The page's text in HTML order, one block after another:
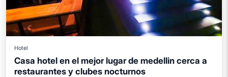
Hotel
Casa hotel en el mejor lugar de medellin cerca a
restaurantes y clubes nocturnos